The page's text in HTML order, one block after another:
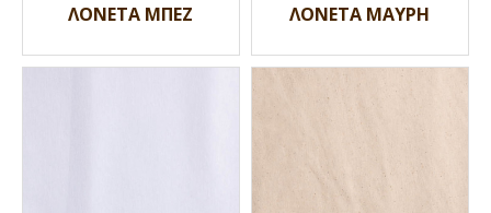
ΛΟΝΕΤΑ ΜΠΕΖ ΛΟΝΕΤΑ ΜΑΥΡΗ